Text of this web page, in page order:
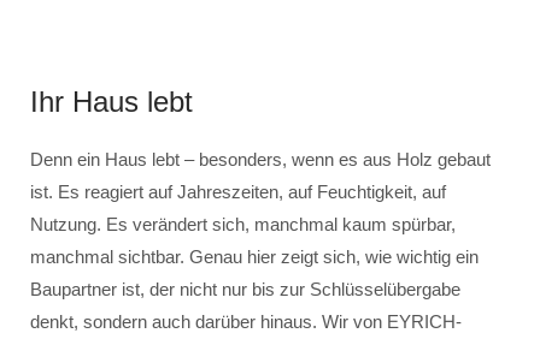
Ihr Haus lebt
Denn ein Haus lebt – besonders, wenn es aus Holz gebaut
ist. Es reagiert auf Jahreszeiten, auf Feuchtigkeit, auf
Nutzung. Es verändert sich, manchmal kaum spürbar,
manchmal sichtbar. Genau hier zeigt sich, wie wichtig ein
Baupartner ist, der nicht nur bis zur Schlüsselübergabe
denkt, sondern auch darüber hinaus. Wir von EYRICH-